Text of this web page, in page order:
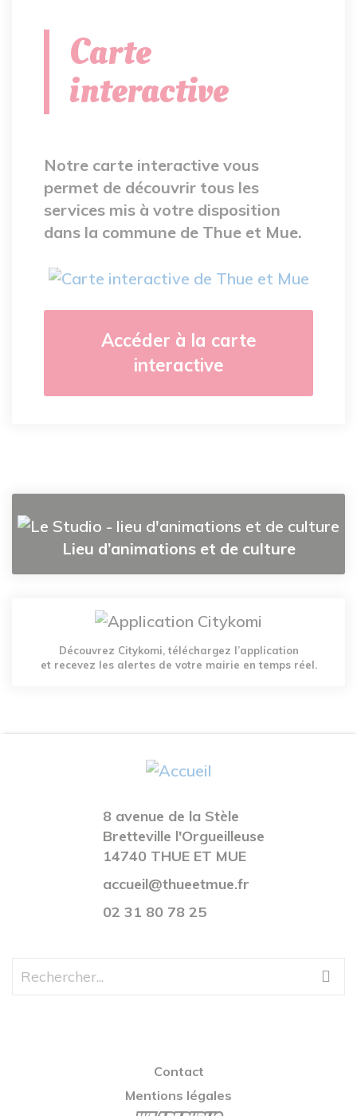
Carte
interactive
Notre carte interactive vous
permet de découvrir tous les
services mis à votre disposition
dans la commune de Thue et Mue.
Accéder à la carte
interactive
Lieu d’animations et de culture
Découvrez Citykomi, téléchargez l’application
et recevez les alertes de votre mairie en temps réel.
8 avenue de la Stèle
Bretteville l'Orgueilleuse
14740 THUE ET MUE
accueil@thueetmue.fr
02 31 80 78 25
Contact
Mentions légales